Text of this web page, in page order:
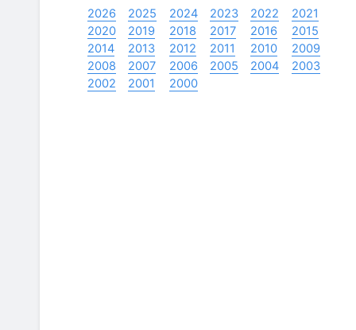
2026 2025 2024 2023 2022
2021
2020
2019 2018 2017 2016
2015
2014
2013 2012 2011 2010
2009
2008
2007 2006 2005 2004
2003
2002
2001 2000